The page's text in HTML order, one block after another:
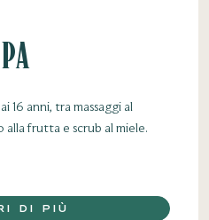
16 anni, tra massaggi al
frutta e scrub al miele.
DI PIÙ